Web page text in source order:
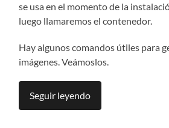
se usa en el momento de la
luego llamaremos el contenedor.
Hay algunos comandos útiles para
imágenes. Veámoslos.
Seguir leyendo